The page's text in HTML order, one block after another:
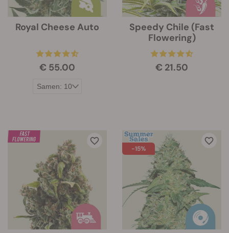
Royal Cheese Auto
€ 55.00
Speedy Chile (Fast
Flowering)
€ 21.50
-15%